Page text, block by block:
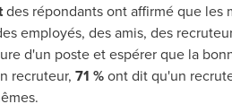
des répondants ont affirmé que les
employés, des amis, des
d'un poste et espérer que la
recruteur, 71 %ont dit qu'un